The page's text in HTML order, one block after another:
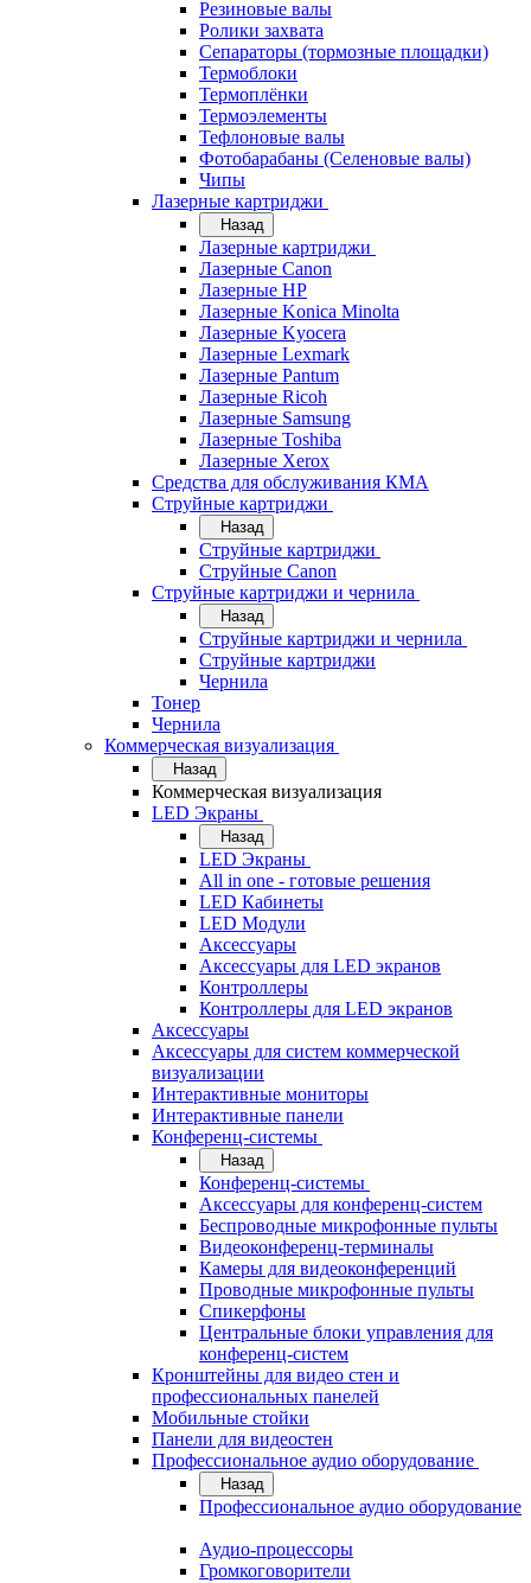
Резиновые валы
Ролики захвата
Сепараторы (тормозные площадки)
Термоблоки
Термоплёнки
Термоэлементы
Тефлоновые валы
Фотобарабаны (Селеновые валы)
Чипы
Лазерные картриджи
Назад
Лазерные картриджи
Лазерные Canon
Лазерные HP
Лазерные Konica Minolta
Лазерные Kyocera
Лазерные Lexmark
Лазерные Pantum
Лазерные Ricoh
Лазерные Samsung
Лазерные Toshiba
Лазерные Xerox
Средства для обслуживания КМА
Струйные картриджи
Назад
Струйные картриджи
Струйные Canon
Струйные картриджи и чернила
Назад
Струйные картриджи и чернила
Струйные картриджи
Чернила
Тонер
Чернила
Коммерческая визуализация
Назад
Коммерческая визуализация
LED Экраны
Назад
LED Экраны
All in one - готовые решения
LED Кабинеты
LED Модули
Аксессуары
Аксессуары для LED экранов
Контроллеры
Контроллеры для LED экранов
Аксессуары
Аксессуары для систем коммерческой
визуализации
Интерактивные мониторы
Интерактивные панели
Конференц-системы
Назад
Конференц-системы
Аксессуары для конференц-систем
Беспроводные микрофонные пульты
Видеоконференц-терминалы
Камеры для видеоконференций
Проводные микрофонные пульты
Спикерфоны
Центральные блоки управления для
конференц-систем
Кронштейны для видео стен и
профессиональных панелей
Мобильные стойки
Панели для видеостен
Профессиональное аудио оборудование
Назад
Профессиональное аудио оборудование
Аудио-процессоры
Громкоговорители